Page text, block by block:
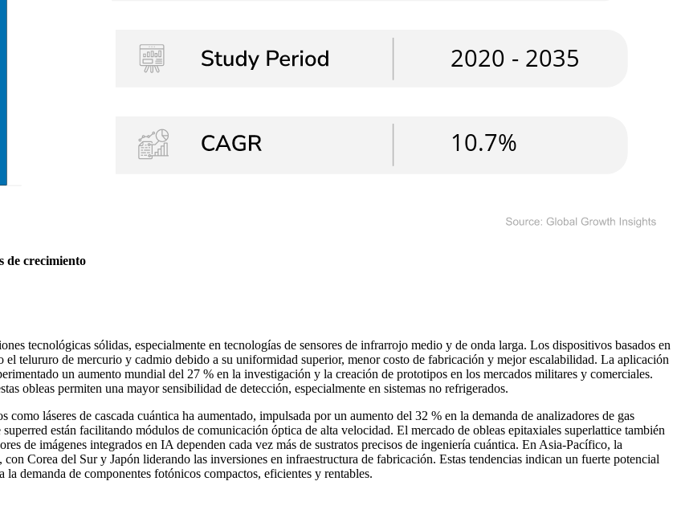
de crecimiento
tecnológicas sólidas, especialmente en tecnologías de sensores de infrarrojo medio y de onda larga. Los dispositivos basados ​​en
el telururo de mercurio y cadmio debido a su uniformidad superior, menor costo de fabricación y mejor escalabilidad. La aplicación
un aumento mundial del 27 % en la investigación y la creación de prototipos en los mercados militares y comerciales.
obleas permiten una mayor sensibilidad de detección, especialmente en sistemas no refrigerados.
láseres de cascada cuántica ha aumentado, impulsada por un aumento del 32 % en la demanda de analizadores de gas
están facilitando módulos de comunicación óptica de alta velocidad. El mercado de obleas epitaxiales superlattice también
de imágenes integrados en IA dependen cada vez más de sustratos precisos de ingeniería cuántica. En Asia-Pacífico, la
Corea del Sur y Japón liderando las inversiones en infraestructura de fabricación. Estas tendencias indican un fuerte potencial
demanda de componentes fotónicos compactos, eficientes y rentables.